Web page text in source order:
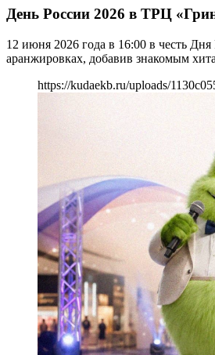
День России 2026 в ТРЦ
12 июня 2026 года в 16:00 в честь
аранжировках, добавив знакомым
https://kudaekb.ru/uploads/